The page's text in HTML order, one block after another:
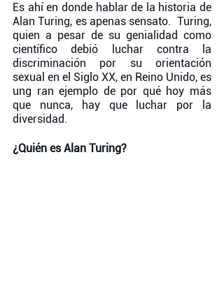
Es ahí en donde hablar de la historia de
Alan Turing, es apenas sensato.  Turing,
quien a pesar de su genialidad como
científico debió luchar contra la
discriminación por su orientación
sexual en el Siglo XX, en Reino Unido, es
ung ran ejemplo de por qué hoy más
que nunca, hay que luchar por la
diversidad.
¿Quién es Alan Turing?